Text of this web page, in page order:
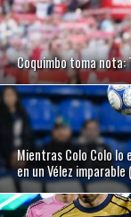
Coquimbo toma nota:
Mientras Colo Colo lo
en un Vélez